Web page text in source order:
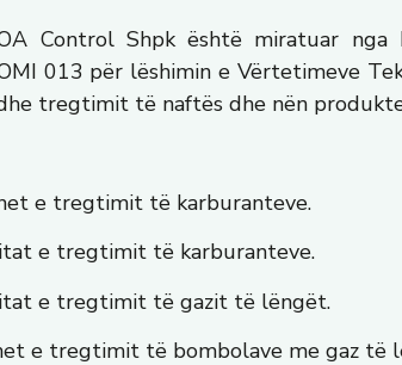
Control Shpk është miratuar
013 për lëshimin e Vërtetimeve
tregtimit të naftës dhe nën
e tregtimit të karburanteve.
e tregtimit të karburanteve.
e tregtimit të gazit të lëngët.
e tregtimit të bombolave me gaz të